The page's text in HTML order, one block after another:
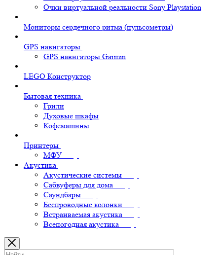
Очки виртуальной реальности Sony Playstation
Мониторы сердечного ритма (пульсометры)
GPS навигаторы
GPS навигаторы Garmin
LEGO Конструктор
Бытовая техника
Грили
Духовые шкафы
Кофемашины
Принтеры
МФУ
Акустика
Акустические системы
Сабвуферы для дома
Саундбары
Беспроводные колонки
Встраиваемая акустика
Всепогодная акустика